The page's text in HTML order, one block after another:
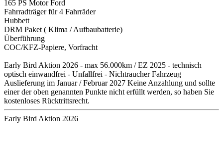
165 PS Motor Ford
Fahrradträger für 4 Fahrräder
Hubbett
DRM Paket ( Klima / Aufbaubatterie)
Überführung
COC/KFZ-Papiere, Vorfracht
Early Bird Aktion 2026 - max 56.000km / EZ 2025 - technisch
optisch einwandfrei - Unfallfrei - Nichtraucher Fahrzeug
Auslieferung im Januar / Februar 2027 Keine Anzahlung und sollte
einer der oben genannten Punkte nicht erfüllt werden, so haben Sie
kostenloses Rücktrittsrecht.
Early Bird Aktion 2026